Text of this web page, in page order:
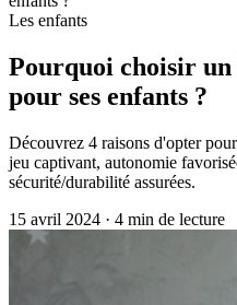
Les enfants
Pourquoi choisir
pour ses enfants ?
Découvrez 4 raisons d'opter
jeu captivant, autonomie
sécurité/durabilité assurées.
15 avril 2024 · 4 min de lecture